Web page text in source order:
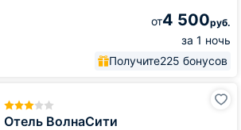
от4 500руб.
за 1 ночь
Получите225 бонусов
Отель ВолнаСити